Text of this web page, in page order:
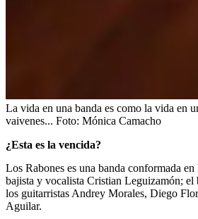
La vida en una banda es como la vida en
vaivenes... Foto: Mónica Camacho
¿Esta es la vencida?
Los Rabones es una banda conformada
bajista y vocalista Cristian Leguizamón; el
los guitarristas Andrey Morales, Diego
Aguilar.